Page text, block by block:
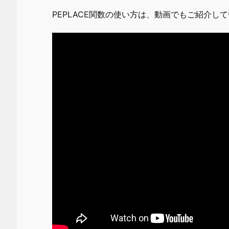
PEPLACE関数の使い方は、動画でもご紹介して